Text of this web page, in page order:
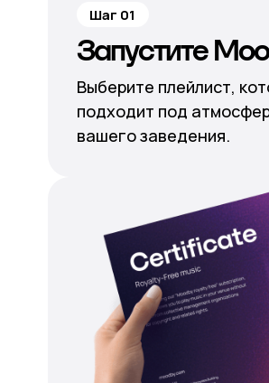
Запустите
Выберите плейлист,
подходит под
вашего заведения.
Шаг 01